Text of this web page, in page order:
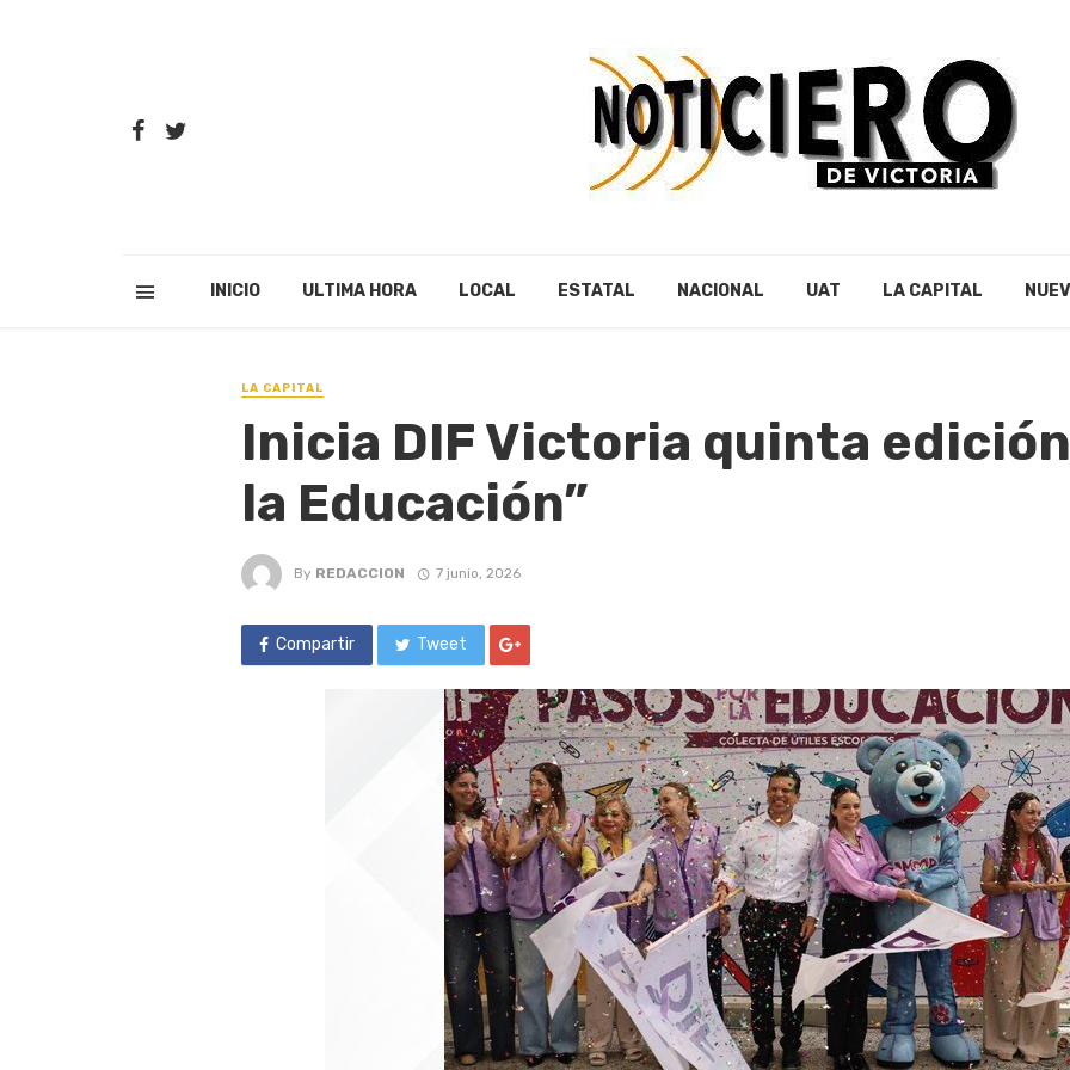
INICIO ULTIMA HORA LOCAL ESTATAL NACIONAL UAT LA CAPITAL
LA CAPITAL
Inicia DIF Victoria quinta
la Educación”
By REDACCION 7 junio, 2026
Compartir Tweet